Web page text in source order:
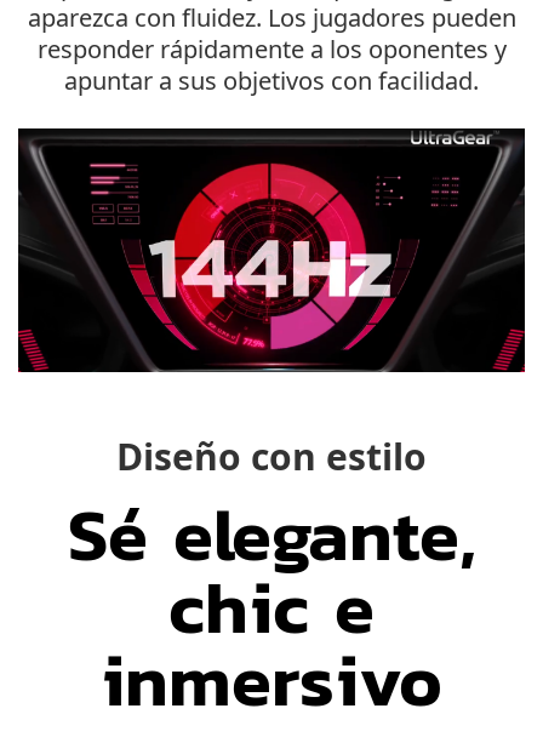
aparezca con fluidez. Los jugadores pueden
responder rápidamente a los oponentes y
apuntar a sus objetivos con facilidad.
Diseño con estilo
Sé elegante,
chic e
inmersivo